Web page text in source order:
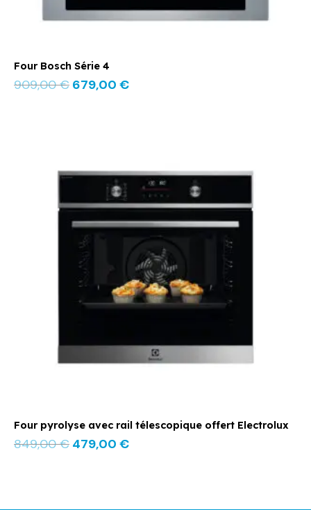
Four Bosch Série 4
909,00€ 679,00 €
Four pyrolyse avec rail télescopique offert Electrolux
849,00€
était :
849,00 €.
479,00 €
est :
479,00 €.